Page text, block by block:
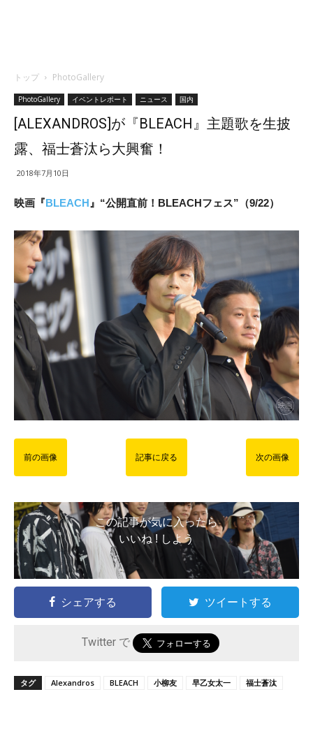
トップ PhotoGallery
PhotoGallery イベントレポート ニュース 国内
[ALEXANDROS]が『BLEACH』主題歌を生披
露、福士蒼汰ら大興奮！
2018年7月10日
映画『BLEACH 』“公開直前！BLEACHフェス”（9/22）
前の画像 記事に戻る 次の画像
この記事が気に入ったら
いいね ! しよう
シェアする ツイートする
Twitter で
タグ Alexandros BLEACH ⼩柳友 早乙女太一 福士蒼汰